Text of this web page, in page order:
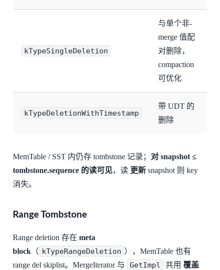
kTypeSingleDeletion
与单个非-
merge 值配
对删除，
compaction
可优化
kTypeDeletionWithTimestamp
带 UDT 的
删除
MemTable / SST 内仍存 tombstone 记录； 对 snapshot ≤
tombstone.sequence 的读可见，读 更新snapshot 则 key
消失。
Range Tombstone
Range deletion 存在 meta
block（ kTypeRangeDeletion ），MemTable 也有
range del skiplist。MergeIterator 与
GetImpl 共用覆盖